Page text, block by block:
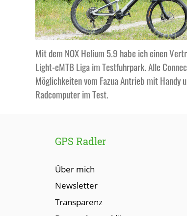
Mit dem NOX Helium 5.9 habe ich einen
Light-eMTB Liga im Testfuhrpark. Alle
Möglichkeiten vom Fazua Antrieb mit Handy
Radcomputer im Test.
GPS Radler
Über mich
Newsletter
Transparenz